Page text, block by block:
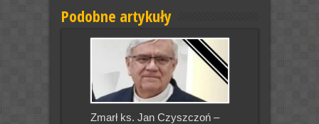
Podobne artykuły
Zmarł ks. Jan Czyszczoń –